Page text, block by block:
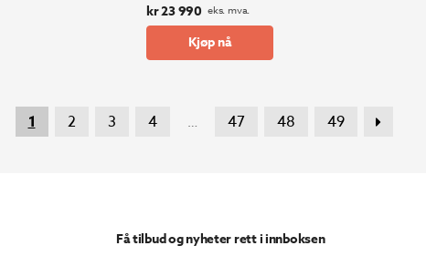
kr23 990 eks. mva.
Kjøp nå
1 2 3 4 47 48 49
Få tilbud og nyheter rett i innboksen